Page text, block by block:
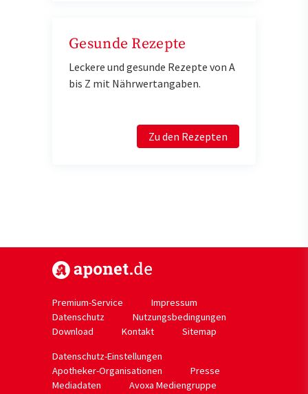
Gesunde Rezepte
Leckere und gesunde Rezepte von A
bis Z mit Nährwertangaben.
Zu den Rezepten
Premium-Service
Impressum
Datenschutz
Nutzungsbedingungen
Download
Kontakt
Sitemap
Datenschutz-Einstellungen
Apotheker-Organisationen
Presse
Mediadaten
Avoxa Mediengruppe